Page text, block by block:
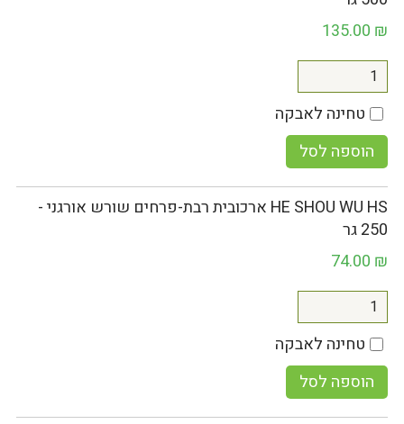
135.00 ₪
טחינה לאבקה
הוספה לסל
HE SHOU WU HS ארכובית רבת-פרחים שורש אורגני -
250 גר
74.00 ₪
טחינה לאבקה
הוספה לסל